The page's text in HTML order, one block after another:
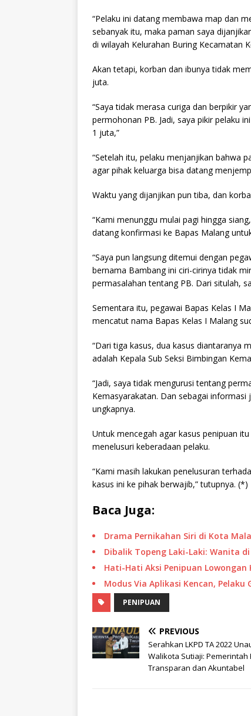
“Pelaku ini datang membawa map dan
sebanyak itu, maka paman saya
di wilayah Kelurahan Buring Kecamatan
Akan tetapi, korban dan ibunya tidak
juta.
“Saya tidak merasa curiga dan berpikir
permohonan PB. Jadi, saya pikir pelaku
1 juta,”
“Setelah itu, pelaku menjanjikan bahwa
agar pihak keluarga bisa datang
Waktu yang dijanjikan pun tiba, dan
“Kami menunggu mulai pagi hingga
datang konfirmasi ke Bapas Malang
“Saya pun langsung ditemui dengan
bernama Bambang ini ciri-cirinya tidak
permasalahan tentang PB. Dari situlah,
Sementara itu, pegawai Bapas Kelas I
mencatut nama Bapas Kelas I Malang
“Dari tiga kasus, dua kasus diantaranya
adalah Kepala Sub Seksi Bimbingan
“Jadi, saya tidak mengurusi tentang
Kemasyarakatan. Dan sebagai informasi
ungkapnya.
Untuk mencegah agar kasus penipuan
menelusuri keberadaan pelaku.
“Kami masih lakukan penelusuran
kasus ini ke pihak berwajib,” tutupnya. (*)
Baca Juga:
Drama Pernikahan Siri di Kota
Dibalik Topeng Laki-Laki: Wanita
Hati-Hati Aksi Penipuan Lowongan
Modus Via Aplikasi Kencan, Pelaku
PENIPUAN
PREVIOUS
Serahkan LKPD TA 2022
Walikota Sutiaji: Pemerintah
Transparan dan Akuntabel